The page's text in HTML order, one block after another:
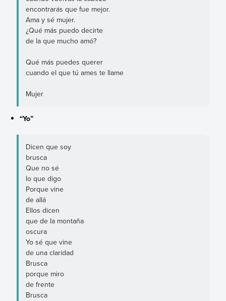
encontrarás que fue mejor.
Ama y sé mujer.
¿Qué más puedo decirte
de la que mucho amó?
Qué más puedes querer
cuando el que tú ames te llame
Mujer
“Yo”
Dicen que soy
brusca
Que no sé
lo que digo
Porque vine
de allá
Ellos dicen
que de la montaña
oscura
Yo sé que vine
de una claridad
Brusca
porque miro
de frente
Brusca